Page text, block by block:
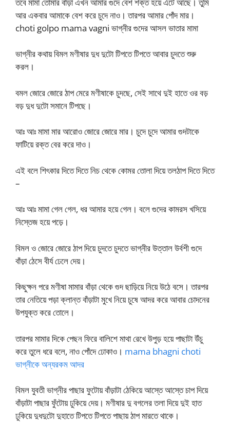
আর একবার আমাকে বেশ করে চুদে নাও। তারপর আমার পোঁদ মার।
choti golpo mama vagni ভাগ্নীর গুদের আসল ভাতার মামা
ভাগ্নীর কথায় বিমল মণীষার দুধ দুটো টিপতে টিপতে আবার চুদতে শুরু
করল।
বমল জোরে জোরে ঠাপ মেরে মণীষাকে চুদছে, সেই সাথে দুই হাতে ওর বড়
বড় দুধ দুটো সমানে টিপছে।
আঃ আঃ মামা মার আরোও জোরে জোরে মার। চুদে চুদে আমার গুদটাকে
ফাটিয়ে রক্ত বের করে দাও।
এই বলে শিৎকার দিতে দিতে নিচ থেকে কোমর তোলা দিয়ে তলঠাপ দিতে দিতে
–
আঃ আঃ মামা গেল গেল, ধর আমার হয়ে গেল। বলে গুদের কামরস খসিয়ে
নিস্তেজ হয়ে পড়ে।
বিমল ও জোরে জোরে ঠাপ দিয়ে চুদতে চুদতে ভাগ্নীর উত্তাল উর্বশী গুদে
বাঁড়া ঠেসে বীর্য ঢেলে দেয়।
কিছুক্ষন পরে মণীষা মামার বাঁড়া থেকে গুদ ছাড়িয়ে নিয়ে উঠে বসে। তারপর
তার নেতিয়ে পড়া ক্লান্ত বাঁড়াটা মুখে নিয়ে চুষে আদর করে আবার চোদনের
উপযুক্ত করে তোলে।
তারপর মামার দিকে পেছন ফিরে বালিশে মাথা রেখে উপুড় হয়ে পাছাটা উঁচু
করে তুলে ধরে বলে, নাও পোঁদে ঢোকাও। mama bhagni choti
ভাগ্নীকে অন্যরকম আদর
বিমল যুবতী ভাগ্নীর পাছার ফুটোয় বাঁড়াটা ঠেকিয়ে আস্তে আস্তে চাপ দিয়ে
বাঁড়াটা পাছার ফুঁটোয় ঢুকিয়ে দেয়। মণীষার দু বগলের তলা দিয়ে দুই হাত
ঢুকিয়ে দুধদুটো দুহাতে টিপতে টিপতে পাছায় ঠাপ মারতে থাকে।